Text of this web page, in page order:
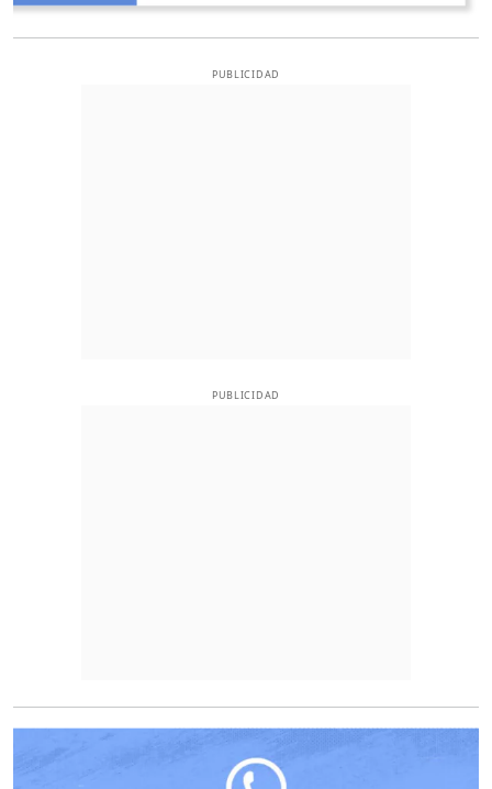
PUBLICIDAD
PUBLICIDAD